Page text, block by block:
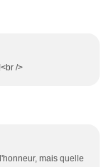
/>
mais quelle